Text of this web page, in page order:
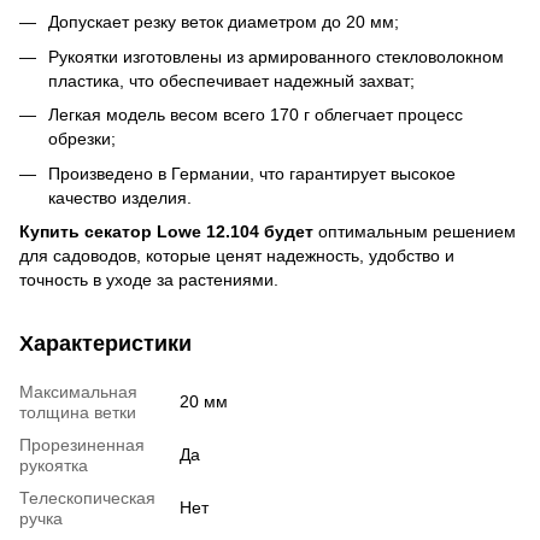
Допускает резку веток диаметром до 20 мм;
Рукоятки изготовлены из армированного стекловолокном
пластика, что обеспечивает надежный захват;
Легкая модель весом всего 170 г облегчает процесс
обрезки;
Произведено в Германии, что гарантирует высокое
качество изделия.
Купить секатор Lowe 12.104 будет оптимальным решением
для садоводов, которые ценят надежность, удобство и
точность в уходе за растениями.
Характеристики
Максимальная
толщина ветки
20 мм
Прорезиненная
рукоятка
Да
Телескопическая
ручка
Нет